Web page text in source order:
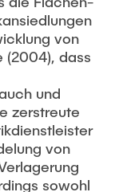
von
(2004), dass
und
zerstreute
von
sowohl